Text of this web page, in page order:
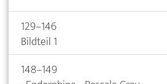
129–146
Bildteil 1
148–149